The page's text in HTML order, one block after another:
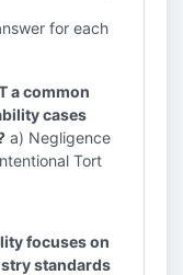
for each
a common
cases
a) Negligence
Tort
focuses on
standards